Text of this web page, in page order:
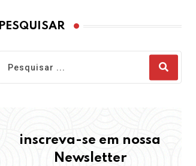
PESQUISAR
inscreva-se em nossa
Newsletter